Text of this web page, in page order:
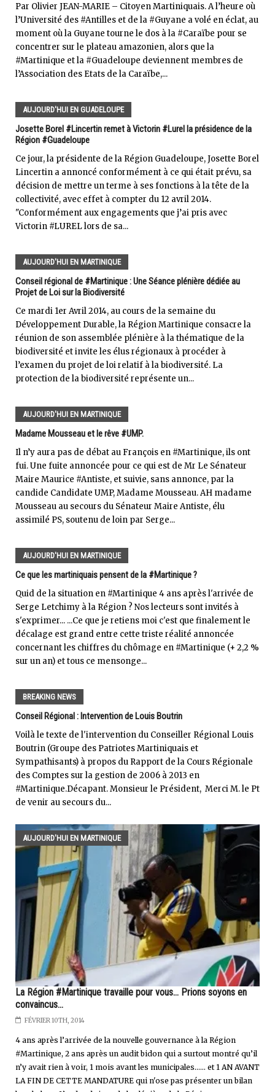
Par Olivier JEAN-MARIE – Citoyen Martiniquais. A l’heure où
l’Université des #Antilles et de la #Guyane a volé en éclat, au
moment où la Guyane tourne le dos à la #Caraïbe pour se
concentrer sur le plateau amazonien, alors que la
#Martinique et la #Guadeloupe deviennent membres de
l’Association des Etats de la Caraïbe,...
AUJOURD'HUI EN GUADELOUPE
Josette Borel #Lincertin remet à Victorin #Lurel la présidence de la
Région #Guadeloupe
Ce jour, la présidente de la Région Guadeloupe, Josette Borel
Lincertin a annoncé conformément à ce qui était prévu, sa
décision de mettre un terme à ses fonctions à la tête de la
collectivité, avec effet à compter du 12 avril 2014.
"Conformément aux engagements que j’ai pris avec
Victorin #LUREL lors de sa...
AUJOURD'HUI EN MARTINIQUE
Conseil régional de #Martinique : Une Séance plénière dédiée au
Projet de Loi sur la Biodiversité
Ce mardi 1er Avril 2014, au cours de la semaine du
Développement Durable, la Région Martinique consacre la
réunion de son assemblée plénière à la thématique de la
biodiversité et invite les élus régionaux à procéder à
l’examen du projet de loi relatif à la biodiversité. La
protection de la biodiversité représente un...
AUJOURD'HUI EN MARTINIQUE
Madame Mousseau et le rêve #UMP.
Il n’y aura pas de débat au François en #Martinique, ils ont
fui. Une fuite annoncée pour ce qui est de Mr Le Sénateur
Maire Maurice #Antiste, et suivie, sans annonce, par la
candide Candidate UMP, Madame Mousseau. AH madame
Mousseau au secours du Sénateur Maire Antiste, élu
assimilé PS, soutenu de loin par Serge...
AUJOURD'HUI EN MARTINIQUE
Ce que les martiniquais pensent de la #Martinique ?
Quid de la situation en #Martinique 4 ans après l'arrivée de
Serge Letchimy à la Région ? Nos lecteurs sont invités à
s'exprimer... ...Ce que je retiens moi c'est que finalement le
décalage est grand entre cette triste réalité annoncée
concernant les chiffres du chômage en #Martinique (+ 2,2 %
sur un an) et tous ce mensonge...
BREAKING NEWS
Conseil Régional : Intervention de Louis Boutrin
Voilà le texte de l'intervention du Conseiller Régional Louis
Boutrin (Groupe des Patriotes Martiniquais et
Sympathisants) à propos du Rapport de la Cours Régionale
des Comptes sur la gestion de 2006 à 2013 en
#Martinique.Décapant. Monsieur le Président, Merci M. le Pt
de venir au secours du...
AUJOURD'HUI EN MARTINIQUE
La Région #Martinique travaille pour vous… Prions soyons en
convaincus…
FÉVRIER 10TH, 2014
4 ans après l’arrivée de la nouvelle gouvernance à la Région
#Martinique, 2 ans après un audit bidon qui a surtout montré qu’il
n’y avait rien à voir, 1 mois avant les municipales…… et 1 AN AVANT
LA FIN DE CETTE MANDATURE qui n'ose pas présenter un bilan